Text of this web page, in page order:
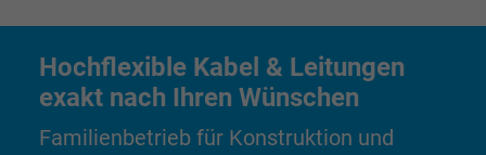
Name fr, Facebook Pixel
Anbieter Facebook Ireland Ltd.
Hochflexible Kabel & Leitungen
exakt nach Ihren Wünschen
Familienbetrieb für Konstruktion und